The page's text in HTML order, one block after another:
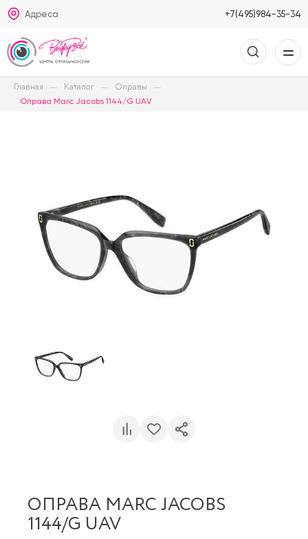
Адреса +7(495)984-35-34
Главная Каталог Оправы
Оправа Marc Jacobs 1144/G UAV
ОПРАВА MARC JACOBS
1144/G UAV